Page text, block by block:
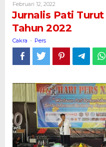
Rayakan
HPN
Tahun
2022
Februari 12, 2022
Cakra
Jurnalis Pati
Tahun 2022
Cakra - Pers